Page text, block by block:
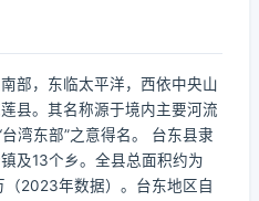
部，东临太平洋，西依中央山
县。其名称源于境内主要河流
湾东部”之意得名。 台东县隶
及13个乡。全县总面积约为
2023年数据）。台东地区自